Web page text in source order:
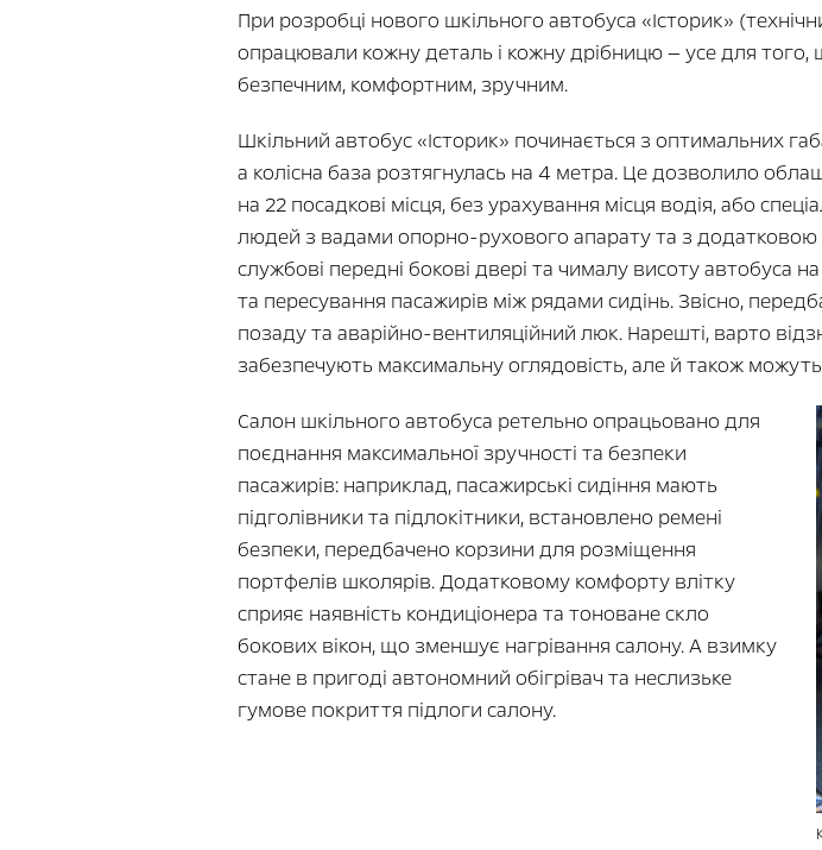
При розробці нового шкільного автобуса «Історик»
опрацювали кожну деталь і кожну дрібницю — усе для
безпечним, комфортним, зручним.
Шкільний автобус «Історик» починається з оптимальних
а колісна база розтягнулась на 4 метра. Це дозволило
на 22 посадкові місця, без урахування місця водія, або
людей з вадами опорно-рухового апарату та з додатковою
службові передні бокові двері та чималу висоту автобуса
та пересування пасажирів між рядами сидінь. Звісно,
позаду та аварійно-вентиляційний люк. Нарешті, варто
забезпечують максимальну оглядовість, але й також
Салон шкільного автобуса ретельно опрацьовано для
поєднання максимальної зручності та безпеки
пасажирів: наприклад, пасажирські сидіння мають
підголівники та підлокітники, встановлено ремені
безпеки, передбачено корзини для розміщення
портфелів школярів. Додатковому комфорту влітку
сприяє наявність кондиціонера та тоноване скло
бокових вікон, що зменшує нагрівання салону. А взимку
стане в пригоді автономний обігрівач та неслизьке
гумове покриття підлоги салону.